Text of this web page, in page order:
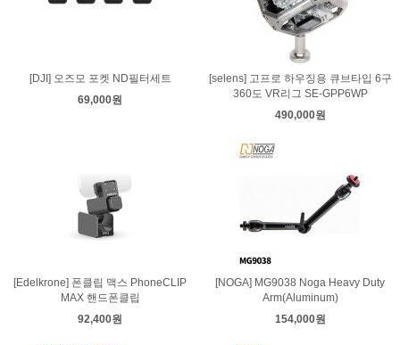
[DJI] 오즈모 포켓 ND필터세트
69,000원
[selens] 고프로 하우징용 큐브타입 6구
360도 VR리그 SE-GPP6WP
490,000원
[Edelkrone] 폰클립 맥스 PhoneCLIP
MAX 핸드폰클립
92,400원
[NOGA] MG9038 Noga Heavy Duty
Arm(Aluminum)
154,000원